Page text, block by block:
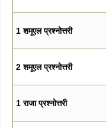
1 शमूएल प्रश्नोत्तरी
2 शमूएल प्रश्नोत्तरी
1 राजा प्रश्नोत्तरी